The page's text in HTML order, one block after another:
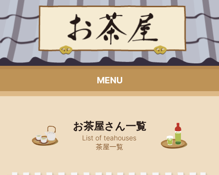
MENU
お茶屋さん一覧
List of teahouses
茶屋一覧